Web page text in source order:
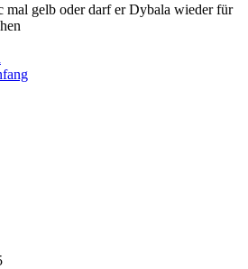
mal gelb oder darf er Dybala wieder für